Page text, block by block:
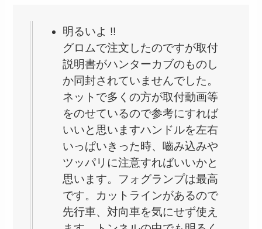
明るいよ !!
グロムで注文したのですが取付
説明書がハンターカブのものし
か同封されていませんでした。
ネットで多くの方が取付動画等
をのせているので参考にすれば
いいと思いますハンドルを左右
いっぱいきった時、嚙み込みや
ツッパリに注意すればいいかと
思います。フォグランプは最高
です。カットラインがあるので
先行車、対向車を気にせず使え